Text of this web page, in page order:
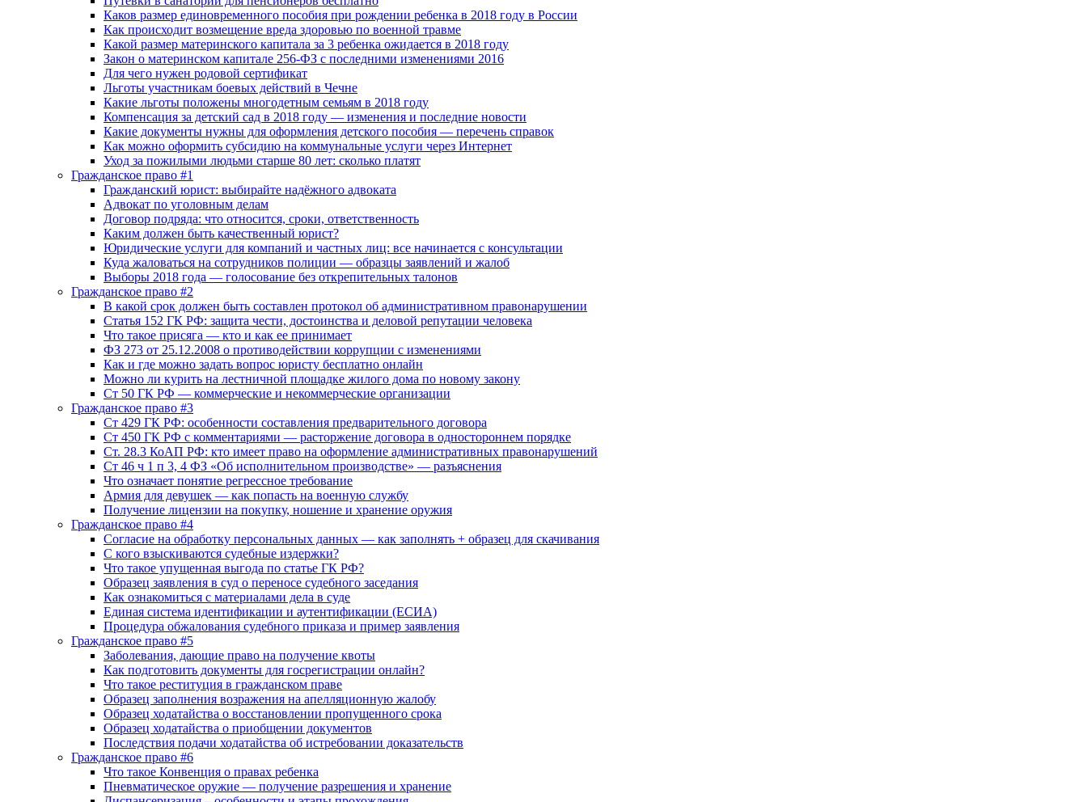
Каков размер единовременного пособия при рождении ребенка в 2018 году в России
Как происходит возмещение вреда здоровью по военной травме
Какой размер материнского капитала за 3 ребенка ожидается в 2018 году
Закон о материнском капитале 256-ФЗ с последними изменениями 2016
Для чего нужен родовой сертификат
Льготы участникам боевых действий в Чечне
Какие льготы положены многодетным семьям в 2018 году
Компенсация за детский сад в 2018 году — изменения и последние новости
Какие документы нужны для оформления детского пособия — перечень справок
Как можно оформить субсидию на коммунальные услуги через Интернет
Уход за пожилыми людьми старше 80 лет: сколько платят
Гражданское право #1
Гражданский юрист: выбирайте надёжного адвоката
Адвокат по уголовным делам
Договор подряда: что относится, сроки, ответственность
Каким должен быть качественный юрист?
Юридические услуги для компаний и частных лиц: все начинается с консультации
Куда жаловаться на сотрудников полиции — образцы заявлений и жалоб
Выборы 2018 года — голосование без открепительных талонов
Гражданское право #2
В какой срок должен быть составлен протокол об административном правонарушении
Статья 152 ГК РФ: защита чести, достоинства и деловой репутации человека
Что такое присяга — кто и как ее принимает
ФЗ 273 от 25.12.2008 о противодействии коррупции с изменениями
Как и где можно задать вопрос юристу бесплатно онлайн
Можно ли курить на лестничной площадке жилого дома по новому закону
Ст 50 ГК РФ — коммерческие и некоммерческие организации
Гражданское право #3
Ст 429 ГК РФ: особенности составления предварительного договора
Ст 450 ГК РФ с комментариями — расторжение договора в одностороннем порядке
Ст. 28.3 КоАП РФ: кто имеет право на оформление административных правонарушений
Ст 46 ч 1 п 3, 4 ФЗ «Об исполнительном производстве» — разъяснения
Что означает понятие регрессное требование
Армия для девушек — как попасть на военную службу
Получение лицензии на покупку, ношение и хранение оружия
Гражданское право #4
Согласие на обработку персональных данных — как заполнять + образец для скачивания
С кого взыскиваются судебные издержки?
Что такое упущенная выгода по статье ГК РФ?
Образец заявления в суд о переносе судебного заседания
Как ознакомиться с материалами дела в суде
Единая система идентификации и аутентификации (ЕСИА)
Процедура обжалования судебного приказа и пример заявления
Гражданское право #5
Заболевания, дающие право на получение квоты
Как подготовить документы для госрегистрации онлайн?
Что такое реституция в гражданском праве
Образец заполнения возражения на апелляционную жалобу
Образец ходатайства о восстановлении пропущенного срока
Образец ходатайства о приобщении документов
Последствия подачи ходатайства об истребовании доказательств
Гражданское право #6
Что такое Конвенция о правах ребенка
Пневматическое оружие — получение разрешения и хранение